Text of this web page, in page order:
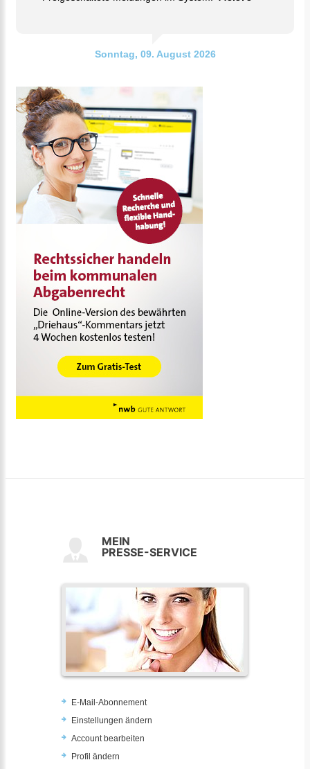
Sonntag, 09. August 2026
MEIN
PRESSE-SERVICE
E-Mail-Abonnement
Einstellungen ändern
Account bearbeiten
Profil ändern